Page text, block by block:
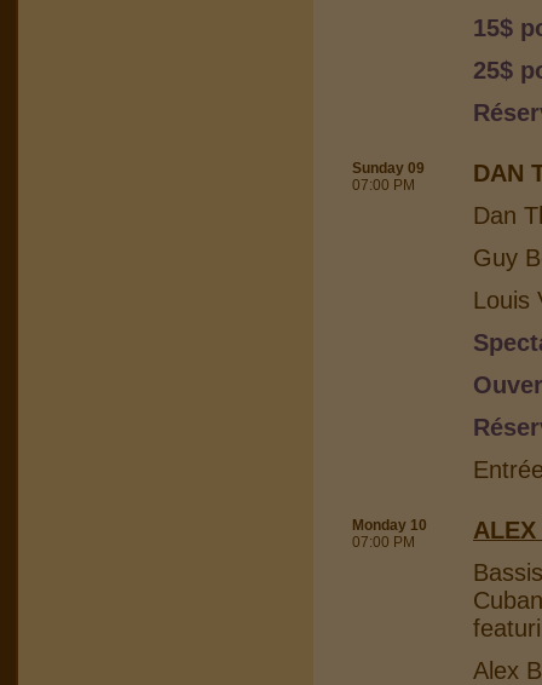
15$
25$
Sunday 09
07:00 PM
DAN
Dan
Guy
Louis
Monday 10
07:00 PM
Alex